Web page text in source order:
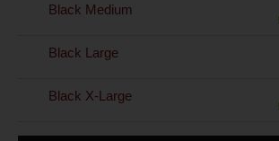
Black Medium
Black Large
Black X-Large